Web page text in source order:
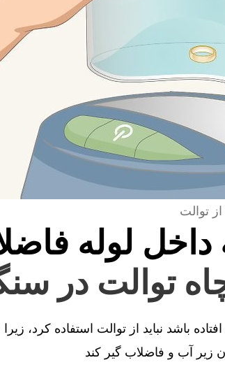
توالت
داخل لوله
توالت در
باشد نباید از توالت استفاده کرد،
آب و فاضلاب گیر کند